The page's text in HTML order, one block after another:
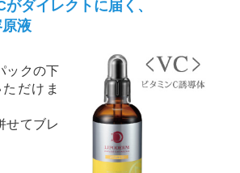
ダイレクトに届く、
液
ックの下
だけま
せてブレ